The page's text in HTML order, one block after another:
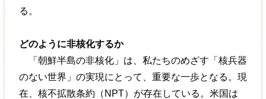
る。
どのように非核化するか
「朝鮮半島の非核化」は、私たちのめざす「核兵器
のない世界」の実現にとって、重要な一歩となる。現
在、核不拡散条約（NPT）が存在している。米国は